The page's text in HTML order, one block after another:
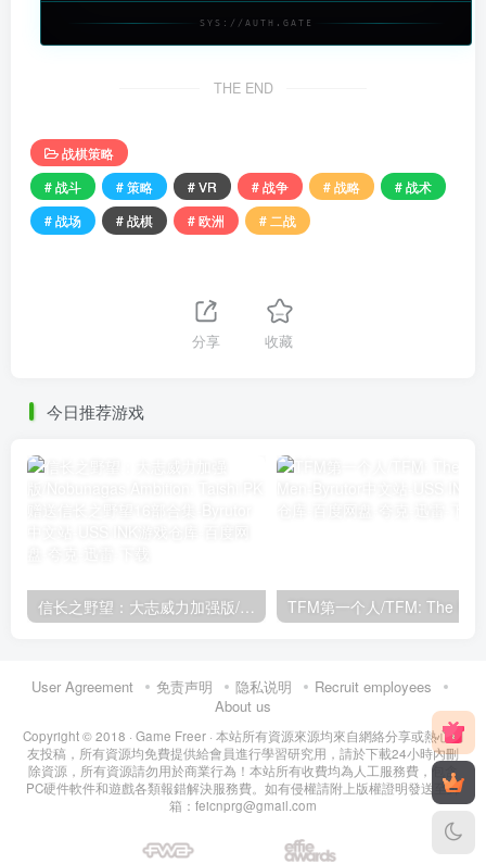
SYS://AUTH.GATE
THE END
战棋策略
# 战斗
# 策略 # VR # 战争 # 战略
# 战术
# 战场
# 战棋 # 欧洲 # 二战
分享 收藏
今日推荐游戏
User Agreement 免责声明 隐私说明
Recruit employees
About us
Copyright © 2018 · Game Freer · 本站所有資源來源均來自網絡分享或熱心網
友投稿，所有資源均免費提供給會員進行學習研究用，請於下載24小時內刪
除資源，所有資源請勿用於商業行為！本站所有收費均為人工服務費，包含
PC硬件軟件和遊戲各類報錯解決服務費。如有侵權請附上版權證明發送至郵
箱：feicnprg@gmail.com